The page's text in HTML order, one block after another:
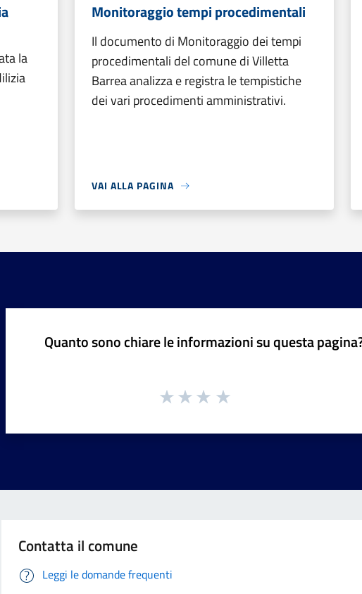
la
Monitoraggio tempi procedimentali
Il documento di Monitoraggio dei tempi
procedimentali del comune di Villetta
Barrea analizza e registra le tempistiche
dei vari procedimenti amministrativi.
VAI ALLA PAGINA
Quanto sono chiare le informazioni su questa
Contatta il comune
Leggi le domande frequenti